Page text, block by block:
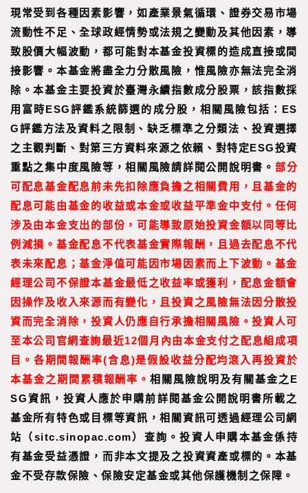
現常受到各種因素影響，如產業景氣循環、證券交易市場
流動性不足、全球政經情勢或法規之變動及其他因素，導
致股價大幅波動，都可能對本基金投資標的造成直接或間
接影響。本基金將盡全力分散風險，惟風險亦無法完全消
除。本基金主要投資於臺灣永續指數成分股票，該指數採
用富時ESG評鑑系統篩選的成分股，相關風險包括：ES
G評鑑方法及資料之限制、缺乏標準之分類法、投資選擇
之主觀判斷、對第三方資料來源之依賴、對特定ESG投資
重點之集中度風險等，相關風險請詳閱公開說明書。 部分
可配息基金配息前未先扣除應負擔之相關費用，且基金的
配息可能由基金的收益或本金或收益平準金中支付。任何
涉及由本金支出的部份，可能導致原始投資金額以同等比
例減損。基金配息不代表基金實際報酬，且過去配息不代
表未來配息；基金淨值可能因市場因素而上下波動。基金
經理公司不保證本基金最低之收益率或獲利，配息金額會
因操作及收入來源而有變化，且投資之風險無法因分散投
資而完全消除，投資人仍應自行承擔相關風險。投資人可
至本公司官網 查詢最近12個月內由本金支付之配息組成項
目。 各期間報酬率(含息)是假設收益分配均滾入再投資於
本基金之期間累積報酬率。相關風險說明及有關基金之E
SG資訊，投資人應於申購前詳閱基金公開說明書所載之
基金所有特色或目標等資訊，相關資訊可透過經理公司網
站（sitc.sinopac.com）查詢。投資人申購本基金係持
有基金受益憑證，而非本文提及之投資資產或標的。本基
金不受存款保險、保險安定基金或其他保護機制之保障。